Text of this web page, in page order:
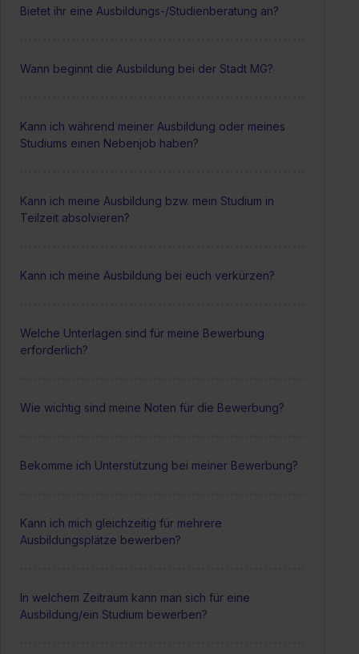
Bietet ihr eine Ausbildungs-/Studienberatung an?
Wann beginnt die Ausbildung bei der Stadt MG?
Kann ich während meiner Ausbildung oder meines
Studiums einen Nebenjob haben?
Kann ich meine Ausbildung bzw. mein Studium in
Teilzeit absolvieren?
Kann ich meine Ausbildung bei euch verkürzen?
Welche Unterlagen sind für meine Bewerbung
erforderlich?
Wie wichtig sind meine Noten für die Bewerbung?
Bekomme ich Unterstützung bei meiner Bewerbung?
Kann ich mich gleichzeitig für mehrere
Ausbildungsplätze bewerben?
In welchem Zeitraum kann man sich für eine
Ausbildung/ein Studium bewerben?